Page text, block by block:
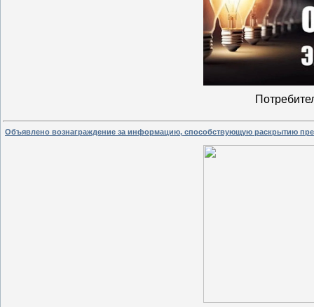
Объявлено вознаграждение за информацию, способствующую раскрытию